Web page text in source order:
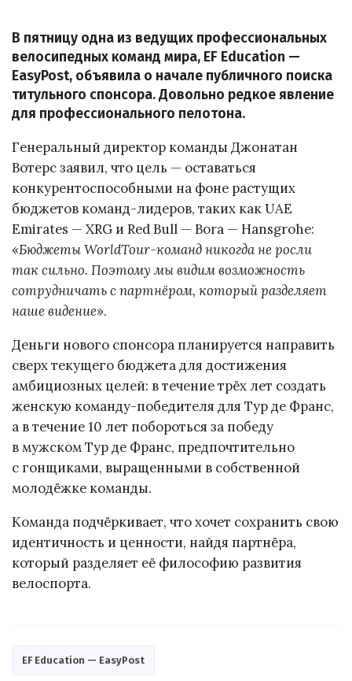
В пятницу одна из ведущих профессиональных
велосипедных команд мира, EF Education —
EasyPost, объявила о начале публичного поиска
титульного спонсора. Довольно редкое явление
для профессионального пелотона.
Генеральный директор команды Джонатан
Вотерс заявил, что цель — оставаться
конкурентоспособными на фоне растущих
бюджетов команд-лидеров, таких как UAE
Emirates — XRG и Red Bull — Bora — Hansgrohe:
«Бюджеты WorldTour-команд никогда не росли
так сильно. Поэтому мы видим возможность
сотрудничать с партнёром, который разделяет
наше видение».
Деньги нового спонсора планируется направить
сверх текущего бюджета для достижения
амбициозных целей: в течение трёх лет создать
женскую команду-победителя для Тур де Франс,
а в течение 10 лет побороться за победу
в мужском Тур де Франс, предпочтительно
с гонщиками, выращенными в собственной
молодёжке команды.
Команда подчёркивает, что хочет сохранить свою
идентичность и ценности, найдя партнёра,
который разделяет её философию развития
велоспорта.
EF Education — EasyPost